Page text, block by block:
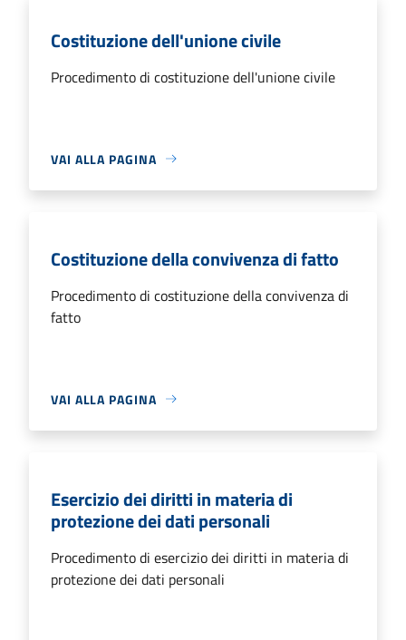
Costituzione dell'unione civile
Procedimento di costituzione dell'unione civile
VAI ALLA PAGINA
Costituzione della convivenza di fatto
Procedimento di costituzione della convivenza di
fatto
VAI ALLA PAGINA
Esercizio dei diritti in materia di
protezione dei dati personali
Procedimento di esercizio dei diritti in materia di
protezione dei dati personali